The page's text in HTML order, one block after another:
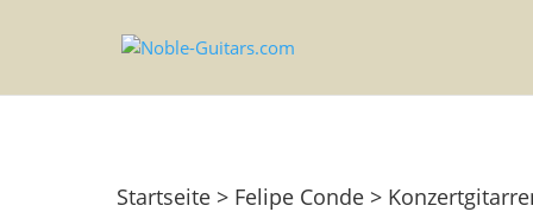
Startseite > Felipe Conde >